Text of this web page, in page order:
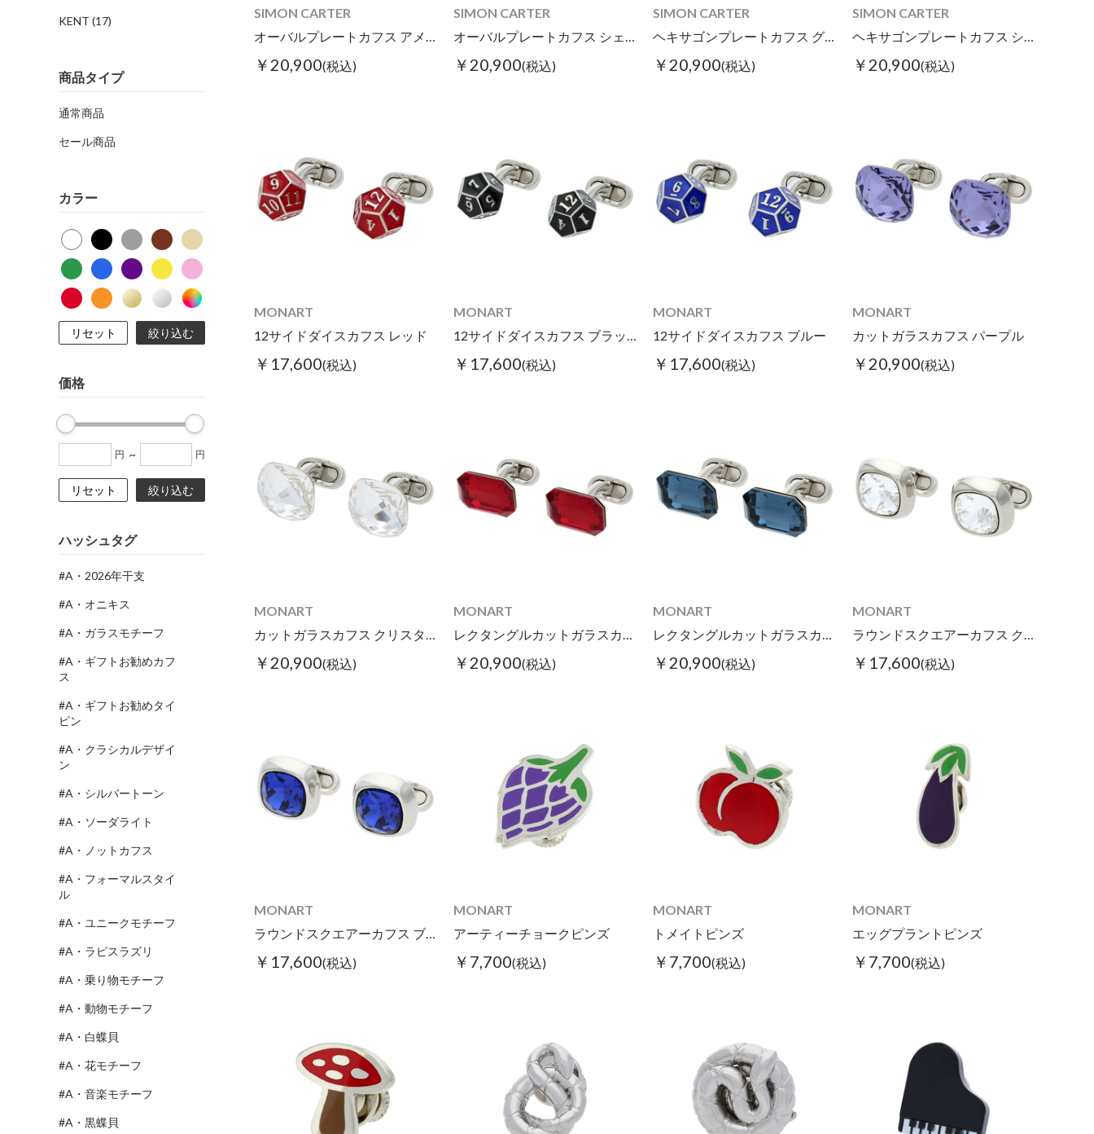
KENT (17)
商品タイプ
通常商品
セール商品
カラー
リセット 絞り込む
価格
円 ~ 円
リセット 絞り込む
ハッシュタグ
#A・2026年干支
#A・オニキス
#A・ガラスモチーフ
#A・ギフトお勧めカフ
ス
#A・ギフトお勧めタイ
ピン
#A・クラシカルデザイ
ン
#A・シルバートーン
#A・ソーダライト
#A・ノットカフス
#A・フォーマルスタイ
ル
#A・ユニークモチーフ
#A・ラピスラズリ
#A・乗り物モチーフ
#A・動物モチーフ
#A・白蝶貝
#A・花モチーフ
#A・音楽モチーフ
#A・黒蝶貝
SIMON CARTER
オーバルプレートカフス アメジスト
￥20,900(税込)
SIMON CARTER
オーバルプレートカフス シェル
￥20,900(税込)
SIMON CARTER
ヘキサゴンプレートカフス グレーMOP
￥20,900(税込)
SIMON CARTER
ヘキサゴンプレートカフス シェル
￥20,900(税込)
MONART
12サイドダイスカフス レッド
￥17,600(税込)
MONART
12サイドダイスカフス ブラック
￥17,600(税込)
MONART
12サイドダイスカフス ブルー
￥17,600(税込)
MONART
カットガラスカフス パープル
￥20,900(税込)
MONART
カットガラスカフス クリスタル
￥20,900(税込)
MONART
レクタングルカットガラスカフス レッド
￥20,900(税込)
MONART
レクタングルカットガラスカフス ブルー
￥20,900(税込)
MONART
ラウンドスクエアーカフス クリスタル
￥17,600(税込)
MONART
ラウンドスクエアーカフス ブルー
￥17,600(税込)
MONART
アーティーチョークピンズ
￥7,700(税込)
MONART
トメイトピンズ
￥7,700(税込)
MONART
エッグプラントピンズ
￥7,700(税込)